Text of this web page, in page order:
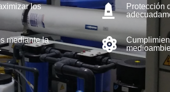
los
mediante la

Protección
